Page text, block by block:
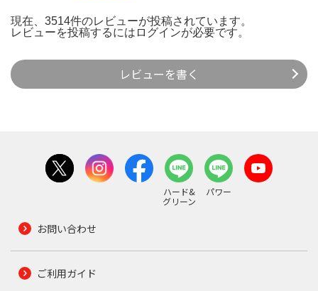
現在、3514件のレビューが投稿されています。
レビューを投稿するには ログインが必要です。
レビューを書く
ハード&
グリーン
パワー
お問い合わせ
ご利用ガイド